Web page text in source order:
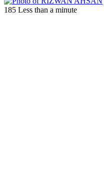
185 Less than a minute